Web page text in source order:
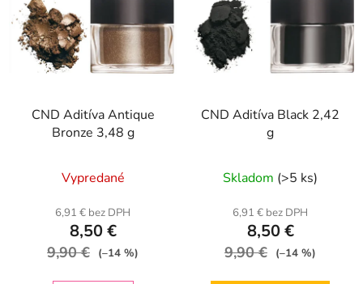
r
o
p
CND Aditíva Antique
Bronze 3,48 g
Vypredané
6,91 € bez DPH
8,50 €
9,90 € (–14 %)
CND Aditíva Black 2,42
g
Skladom (>5 ks)
6,91 € bez DPH
8,50 €
9,90 € (–14 %)